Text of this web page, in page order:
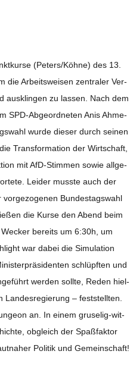
(Peters/​​Köhne) des 13.
die Arbeits­wei­sen zen­tra­ler Ver­
aus­klin­gen zu las­sen. Nach dem
SPD-Abge­­or­d­­ne­­ten Anis Ahme­
wurde die­ser durch sei­nen
Trans­for­ma­tion der Wirt­schaft,
mit AfD-Stim­­men sowie all­ge­
Lei­der musste auch der
Bun­des­tags­wahl
die Kurse den Abend beim
bereits um 6:30h, um
war dabei die Simu­la­tion
schlüpf­ten und
wer­den sollte, Reden hiel­
– fest­stell­ten.
an. In einem gru­­se­­lig-wit­­
obgleich der Spaß­fak­tor
Poli­tik und Gemein­schaft!